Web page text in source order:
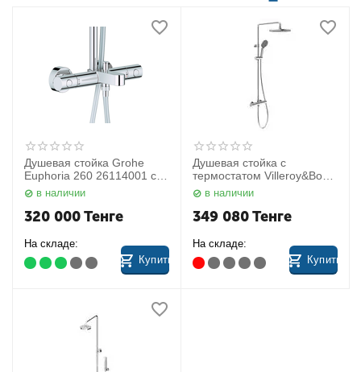
Душевая стойка Grohe
Euphoria 260 26114001 с
термостатом для ванны
в наличии
320 000Тенге
На складе:
Купить
Душевая стойка с
термостатом Villeroy&Boch
Universal TVS00000600061
в наличии
349 080Тенге
На складе:
Купить